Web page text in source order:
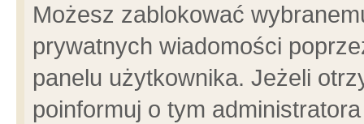
Możesz zablokować
prywatnych wiadomości
panelu użytkownika. Jeżeli
poinformuj o tym